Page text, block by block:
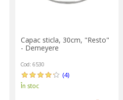
Capac sticla, 30cm, "Resto"
- Demeyere
Cod: 6530
(4)
În stoc